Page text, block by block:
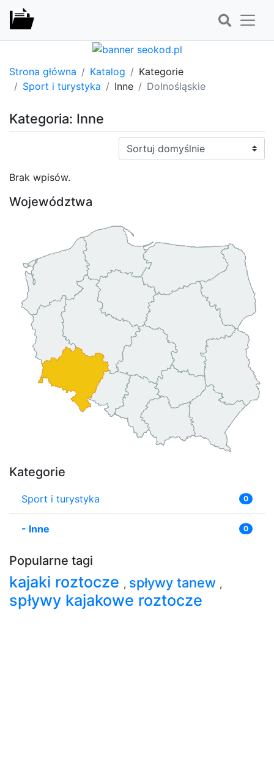
Strona główna Katalog
Kategorie
Sport i turystyka
Inne Dolnośląskie
Kategoria: Inne
Sortuj:
Brak wpisów.
Województwa
Kategorie
Sport i turystyka 0
- Inne 0
Popularne tagi
kajaki roztocze , spływy tanew ,
spływy kajakowe roztocze